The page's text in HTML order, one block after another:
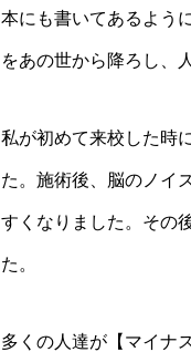
本にも書いてあるよう
をあの世から降ろし、
私が初めて来校した時
た。施術後、脳のノイ
すくなりました。その
た。
多くの人達が【マイナ